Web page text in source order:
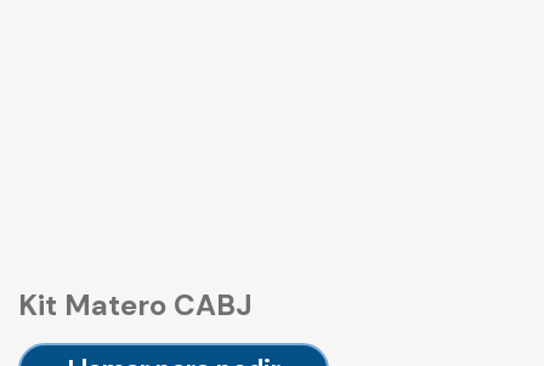
Kit Matero CABJ